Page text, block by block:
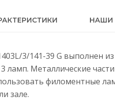
НАШИ
3/141-39 G выполнен
ламп. Металлические
филоментные
зале.